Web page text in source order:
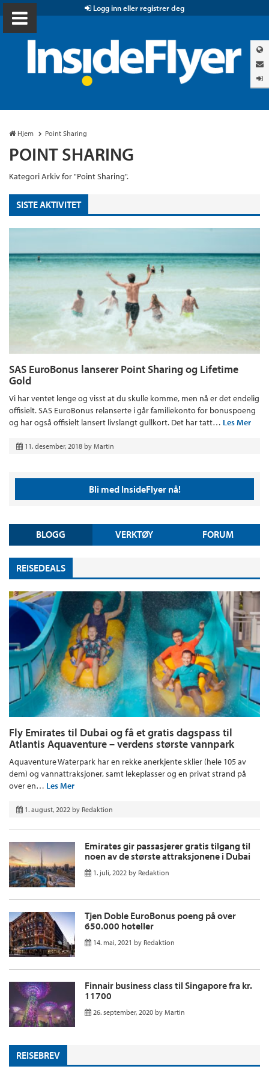
Logg inn eller registrer deg
Hjem Point Sharing
POINT SHARING
Kategori Arkiv for "Point Sharing".
SISTE AKTIVITET
SAS EuroBonus lanserer Point Sharing og Lifetime
Gold
Vi har ventet lenge og visst at du skulle komme, men nå er det endelig
offisielt. SAS EuroBonus relanserte i går familiekonto for bonuspoeng
og har også offisielt lansert livslangt gullkort. Det har tatt… Les Mer
11. desember, 2018 by Martin
Bli med InsideFlyer nå!
BLOGG VERKTØY FORUM
REISEDEALS
Fly Emirates til Dubai og få et gratis dagspass til
Atlantis Aquaventure – verdens største vannpark
Aquaventure Waterpark har en rekke anerkjente sklier (hele 105 av
dem) og vannattraksjoner, samt lekeplasser og en privat strand på
over en… Les Mer
1. august, 2022 by Redaktion
Emirates gir passasjerer gratis tilgang til
noen av de største attraksjonene i Dubai
1. juli, 2022 by Redaktion
Tjen Doble EuroBonus poeng på over
650.000 hoteller
14. mai, 2021 by Redaktion
Finnair business class til Singapore fra kr.
11700
26. september, 2020 by Martin
REISEBREV